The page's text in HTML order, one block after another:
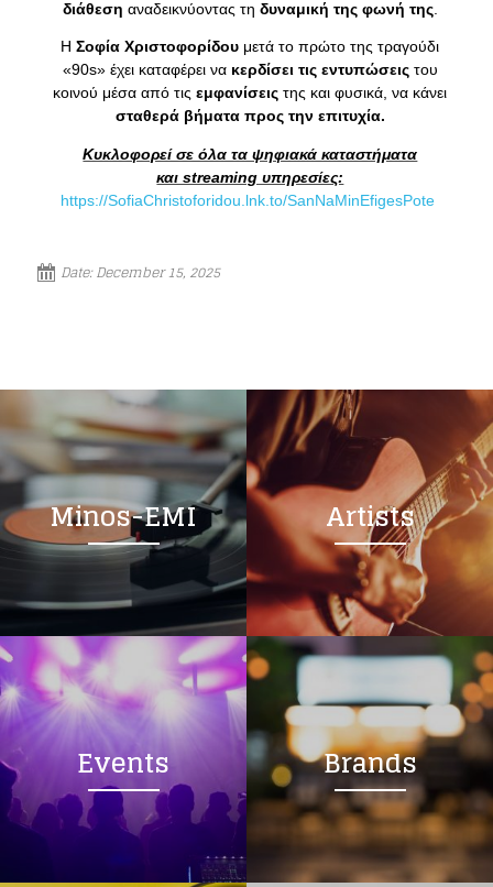
διάθεση αναδεικνύοντας τη δυναμική της φωνή της.
ΗΣοφία Χριστοφορίδου μετά το πρώτο της τραγούδι
«90s» έχει καταφέρει να κερδίσει τις εντυπώσειςτου
κοινού μέσα από τιςεμφανίσεις της και φυσικά, να κάνει
σταθερά βήματα προς την επιτυχία.
Κυκλοφορεί σε όλα τα ψηφιακά καταστήματα
και streaming υπηρεσίες:
https://SofiaChristoforidou.lnk.to/SanNaMinEfigesPote
Date:December 15, 2025
Minos-EMI Artists
Events Brands
Loading your form, please wait...